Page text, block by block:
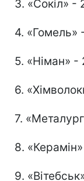
3. «Сокіл» -
4. «Гомель»
5. «Німан» -
6.
7.
8.
9.